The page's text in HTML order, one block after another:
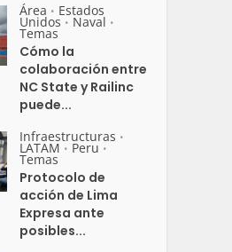
Área • Estados
Unidos • Naval •
Temas
Cómo la
colaboración entre
NC State y Railinc
puede...
Infraestructuras •
LATAM • Peru •
Temas
Protocolo de
acción de Lima
Expresa ante
posibles...